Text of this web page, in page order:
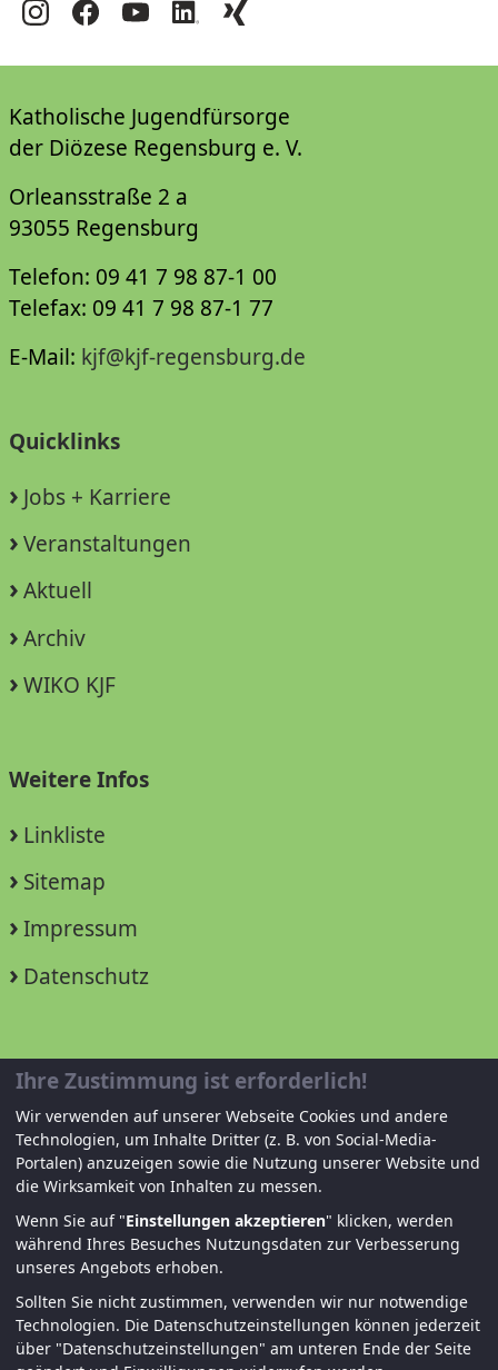
Katholische Jugendfürsorge
der Diözese Regensburg e. V.
Orleansstraße 2 a
93055 Regensburg
Telefon: 09 41 7 98 87-1 00
Telefax: 09 41 7 98 87-1 77
E-Mail: kjf@kjf-regensburg.de
Quicklinks
Jobs + Karriere
Veranstaltungen
Aktuell
Archiv
WIKO KJF
Weitere Infos
Linkliste
Sitemap
Impressum
Datenschutz
Unterstützen Sie uns!
Mitglied werden
Spenden und helfen
Ihre Zustimmung ist erforderlich!
Wir verwenden auf unserer Webseite Cookies und andere
Technologien, um Inhalte Dritter (z. B. von Social-Media-
Portalen) anzuzeigen sowie die Nutzung unserer Website und
die Wirksamkeit von Inhalten zu messen.
Wenn Sie auf "Einstellungen akzeptieren" klicken, werden
während Ihres Besuches Nutzungsdaten zur Verbesserung
unseres Angebots erhoben.
Sollten Sie nicht zustimmen, verwenden wir nur notwendige
Technologien. Die Datenschutzeinstellungen können jederzeit
über "Datenschutzeinstellungen" am unteren Ende der Seite